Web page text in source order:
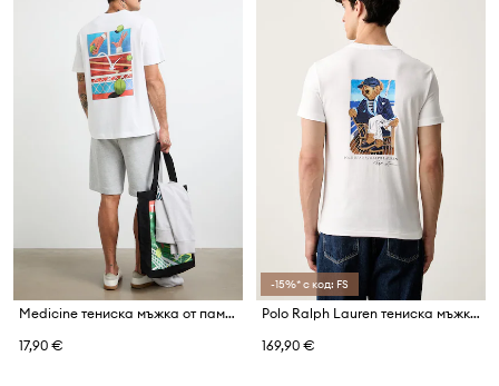
Medicine тениска мъжка от памук
17,90 €
-15%* с код: FS
Polo Ralph Lauren тениска мъжка от памук
169,90 €